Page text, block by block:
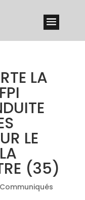
LA
LE
(35)
Communiqués